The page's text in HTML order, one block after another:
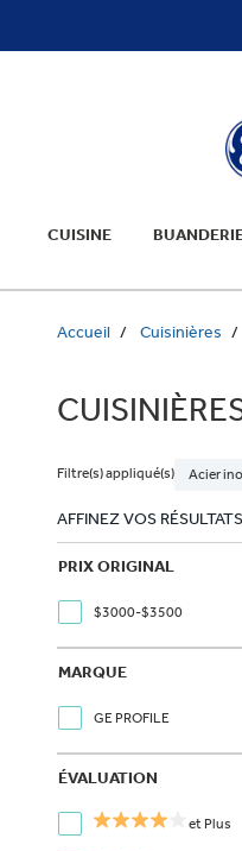
CUISINE
Accueil Cuisinières
Filtre(s) appliqué(s) Acier
AFFINEZ VOS RÉSULTATS
PRIX ORIGINAL
$3000-$3500
MARQUE
GE PROFILE
ÉVALUATION
et Plus